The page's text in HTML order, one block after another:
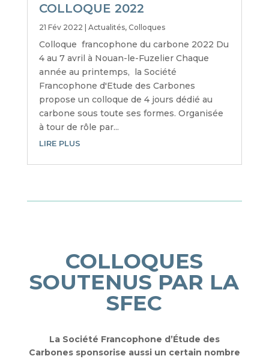
COLLOQUE 2022
21 Fév 2022 | Actualités, Colloques
Colloque francophone du carbone 2022 Du
4 au 7 avril à Nouan-le-Fuzelier Chaque
année au printemps, la Société
Francophone d'Etude des Carbones
propose un colloque de 4 jours dédié au
carbone sous toute ses formes. Organisée
à tour de rôle par...
LIRE PLUS
COLLOQUES
SOUTENUS PAR LA
SFEC
La Société Francophone d’Étude des
Carbones sponsorise aussi un certain nombre